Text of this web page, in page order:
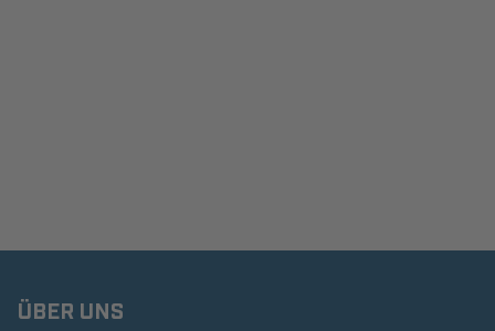
ÜBER UNS